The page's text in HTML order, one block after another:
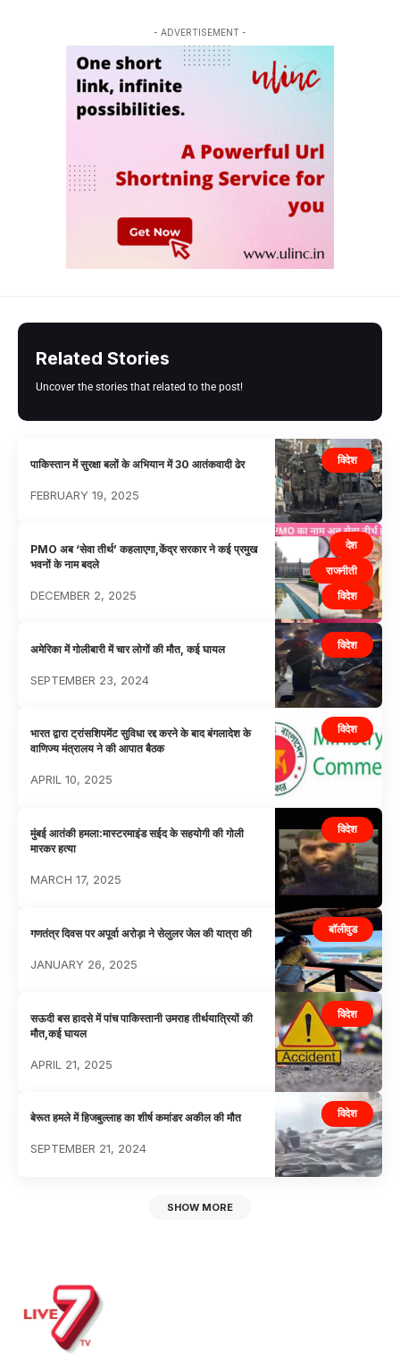
- ADVERTISEMENT -
Related Stories
Uncover the stories that related to the post!
विदेश
पाकिस्तान में सुरक्षा बलों के अभियान में 30 आतंकवादी ढेर
FEBRUARY 19, 2025
देश
राजनीती
विदेश
PMO अब ‘सेवा तीर्थ’ कहलाएगा,केंद्र सरकार ने कई प्रमुख
भवनों के नाम बदले
DECEMBER 2, 2025
विदेश
अमेरिका में गोलीबारी में चार लोगों की मौत, कई घायल
SEPTEMBER 23, 2024
विदेश
भारत द्वारा ट्रांसशिपमेंट सुविधा रद्द करने के बाद बंगलादेश के
वाणिज्य मंत्रालय ने की आपात बैठक
APRIL 10, 2025
विदेश
मुंबई आतंकी हमला:मास्टरमाइंड सईद के सहयोगी की गोली
मारकर हत्या
MARCH 17, 2025
बॉलीवुड
गणतंत्र दिवस पर अपूर्वा अरोड़ा ने सेलुलर जेल की यात्रा की
JANUARY 26, 2025
विदेश
सऊदी बस हादसे में पांच पाकिस्तानी उमराह तीर्थयात्रियों की
मौत,कई घायल
APRIL 21, 2025
विदेश
बेरूत हमले में हिजबुल्लाह का शीर्ष कमांडर अकील की मौत
SEPTEMBER 21, 2024
SHOW MORE